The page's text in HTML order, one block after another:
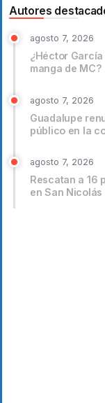
Autores
agosto 7, 2026
¿Héctor
manga de MC?
agosto 7, 2026
Guadalupe
público en la
agosto 7, 2026
Rescatan a 16
en San Nicolás